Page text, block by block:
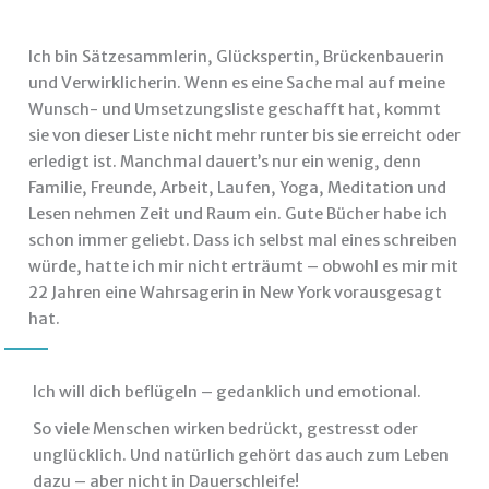
Ich bin Sätzesammlerin, Glückspertin, Brückenbauerin
und Verwirklicherin. Wenn es eine Sache mal auf meine
Wunsch- und Umsetzungsliste geschafft hat, kommt
sie von dieser Liste nicht mehr runter bis sie erreicht oder
erledigt ist. Manchmal dauert’s nur ein wenig, denn
Familie, Freunde, Arbeit, Laufen, Yoga, Meditation und
Lesen nehmen Zeit und Raum ein. Gute Bücher habe ich
schon immer geliebt. Dass ich selbst mal eines schreiben
würde, hatte ich mir nicht erträumt – obwohl es mir mit
22 Jahren eine Wahrsagerin in New York vorausgesagt
hat.
Ich will dich beflügeln – gedanklich und emotional.
So viele Menschen wirken bedrückt, gestresst oder
unglücklich. Und natürlich gehört das auch zum Leben
dazu – aber nicht in Dauerschleife!